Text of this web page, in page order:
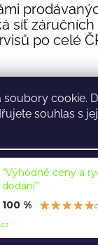
soubory cookie.
souhlas s
Nastavení
Souhlasím
síť
po celé
Kontakt Služby
Vytvořil
.
“Výhodné ceny a
dodání”
100 %